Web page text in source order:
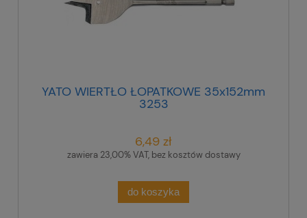
YATO WIERTŁO ŁOPATKOWE 35x152mm
3253
6,49 zł
zawiera 23,00% VAT, bez kosztów dostawy
do koszyka